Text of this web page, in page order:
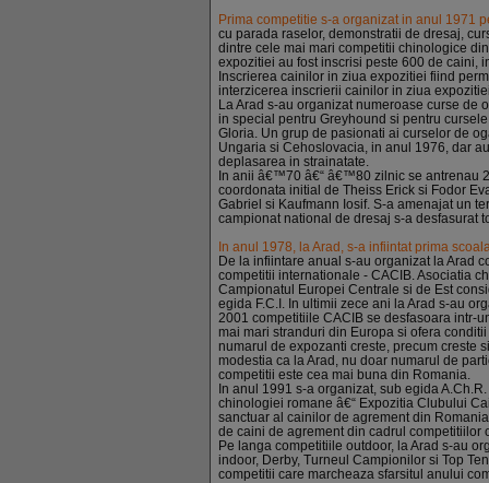
Prima competitie s-a organizat in anul 1971
cu parada raselor, demonstratii de dresaj,
dintre cele mai mari competitii chinologice
expozitiei au fost inscrisi peste 600 de caini,
Inscrierea cainilor in ziua expozitiei fiind
interzicerea inscrierii cainilor in ziua
La Arad s-au organizat numeroase curse de
in special pentru Greyhound si pentru
Gloria. Un grup de pasionati ai curselor de
Ungaria si Cehoslovacia, in anul 1976, dar
deplasarea in strainatate.
In anii â€™70 â€“ â€™80 zilnic se antrenau
coordonata initial de Theiss Erick si Fodor
Gabriel si Kaufmann Iosif. S-a amenajat un
campionat national de dresaj s-a desfasurat
In anul 1978, la Arad, s-a infiintat prima
De la infiintare anual s-au organizat la Arad
competitii internationale - CACIB. Asociatia
Campionatul Europei Centrale si de Est
egida F.C.I. In ultimii zece ani la Arad s-au
2001 competitiile CACIB se desfasoara intr-
mai mari stranduri din Europa si ofera
numarul de expozanti creste, precum creste
modestia ca la Arad, nu doar numarul de
competitii este cea mai buna din Romania.
In anul 1991 s-a organizat, sub egida
chinologiei romane â€“ Expozitia Clubului
sanctuar al cainilor de agrement din
de caini de agrement din cadrul competitiilor
Pe langa competitiile outdoor, la Arad s-au
indoor, Derby, Turneul Campionilor si Top
competitii care marcheaza sfarsitul anului